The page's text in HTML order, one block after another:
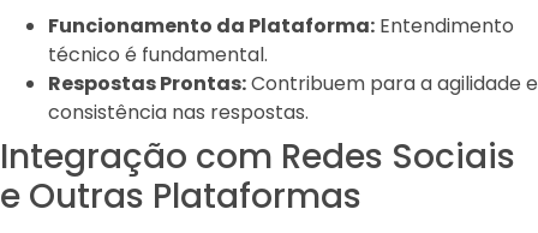
Funcionamento da Plataforma: Entendimento
técnico é fundamental.
Respostas Prontas:Contribuem para a agilidade e
consistência nas respostas.
Integração com Redes Sociais
e Outras Plataformas